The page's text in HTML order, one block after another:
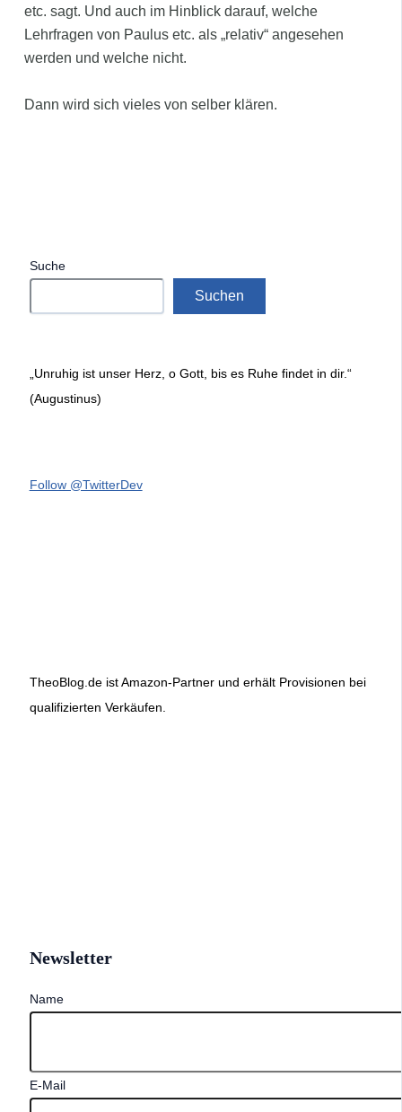
etc. sagt. Und auch im Hinblick darauf, welche
Lehrfragen von Paulus etc. als „relativ“ angesehen
werden und welche nicht.
Dann wird sich vieles von selber klären.
Suche
Suchen
„Unruhig ist unser Herz, o Gott, bis es Ruhe findet in dir.“
(Augustinus)
Follow @TwitterDev
TheoBlog.de ist Amazon-Partner und erhält Provisionen bei
qualifizierten Verkäufen.
Newsletter
Name
E-Mail